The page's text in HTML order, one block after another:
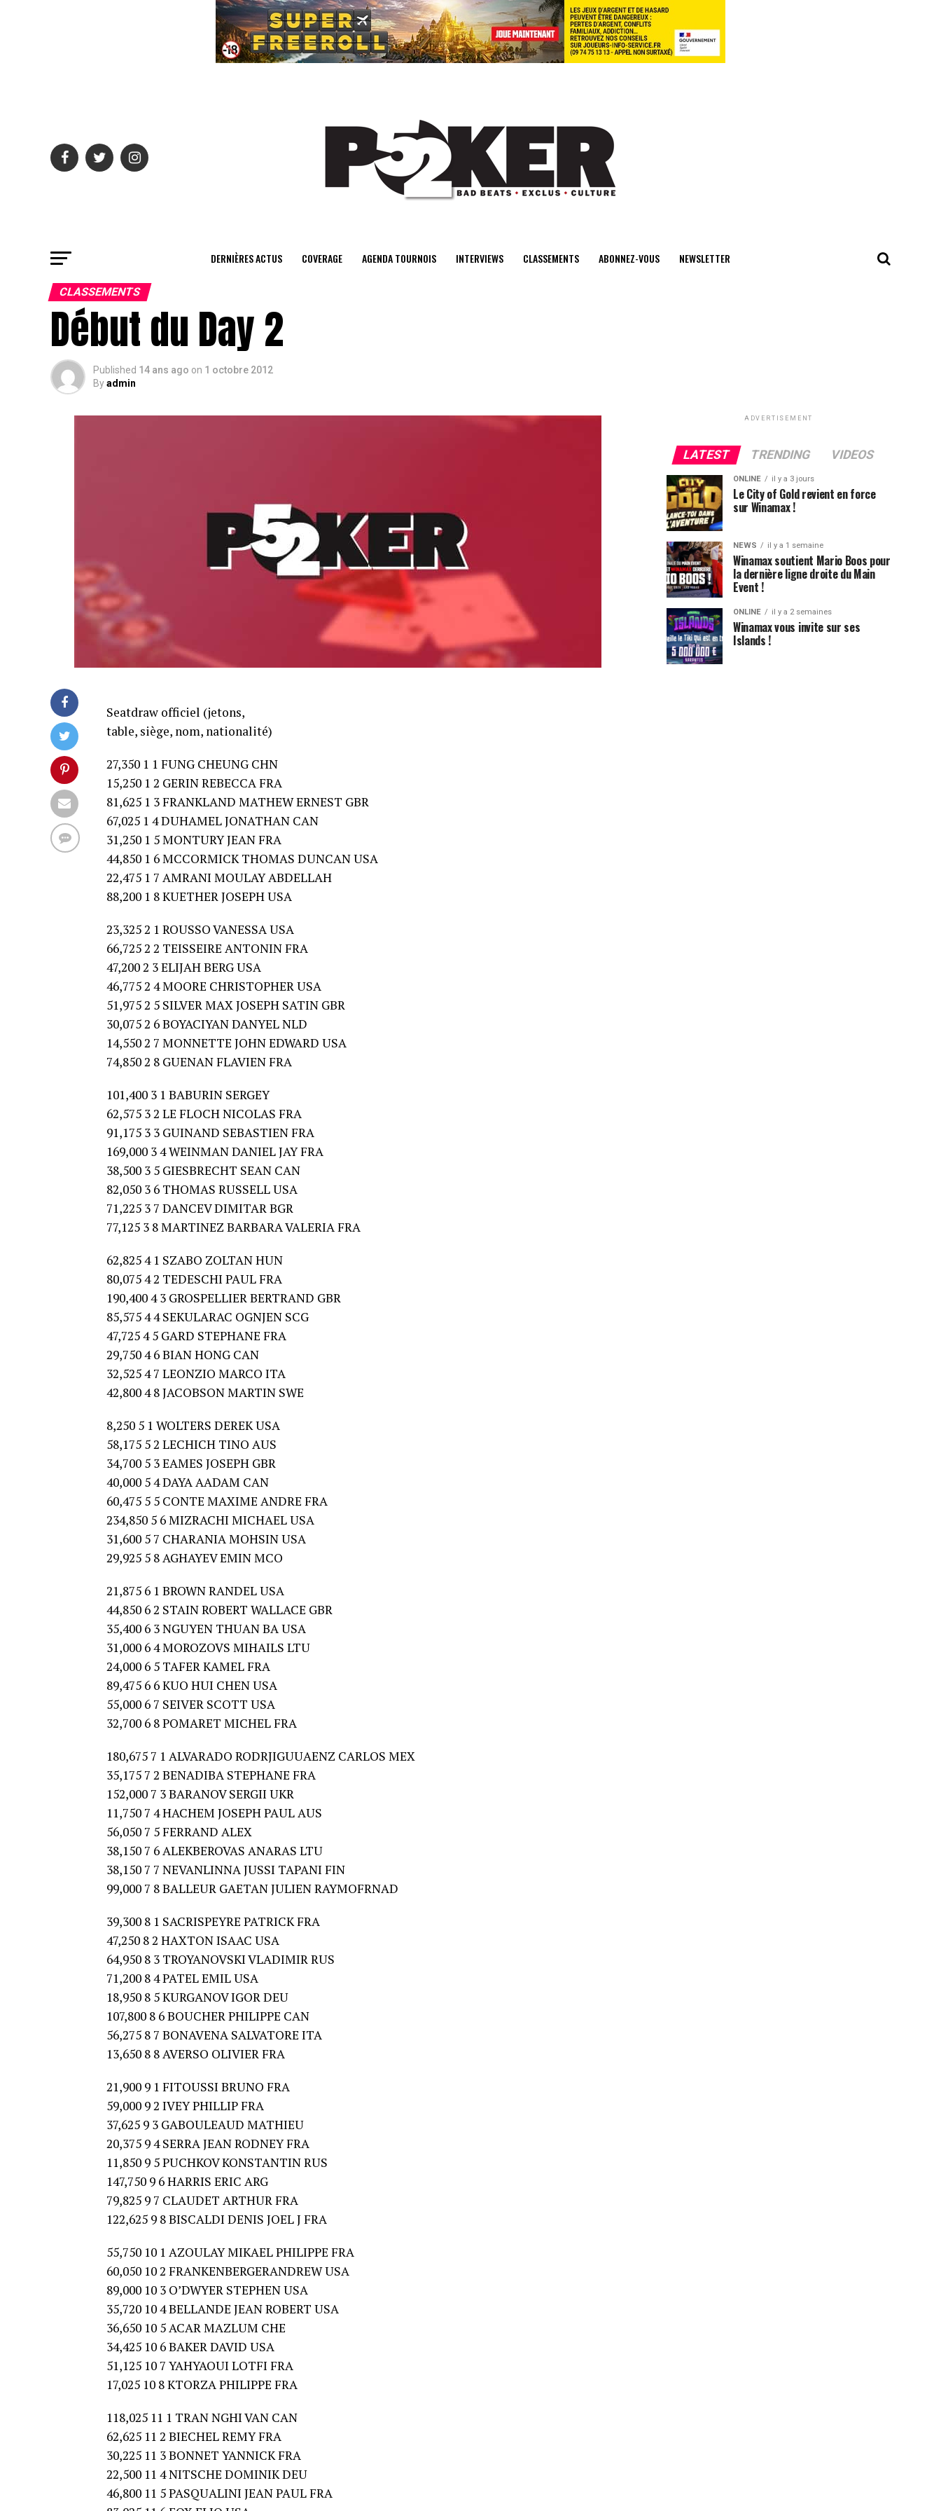
center>
DERNIÈRES ACTUS COVERAGE AGENDA TOURNOIS INTERVIEWS CLASSEMENTS ABONNEZ-VOUS NEWSLETTER
CLASSEMENTS
Début du Day 2
Published 14 ans ago on 1 octobre 2012
Byadmin
Seatdraw officiel (jetons,
table, siège, nom, nationalité)
27,350 1 1 FUNG CHEUNG CHN
15,250 1 2 GERIN REBECCA FRA
81,625 1 3 FRANKLAND MATHEW ERNEST GBR
67,025 1 4 DUHAMEL JONATHAN CAN
31,250 1 5 MONTURY JEAN FRA
44,850 1 6 MCCORMICK THOMAS DUNCAN USA
22,475 1 7 AMRANI MOULAY ABDELLAH
88,200 1 8 KUETHER JOSEPH USA
23,325 2 1 ROUSSO VANESSA USA
66,725 2 2 TEISSEIRE ANTONIN FRA
47,200 2 3 ELIJAH BERG USA
46,775 2 4 MOORE CHRISTOPHER USA
51,975 2 5 SILVER MAX JOSEPH SATIN GBR
30,075 2 6 BOYACIYAN DANYEL NLD
14,550 2 7 MONNETTE JOHN EDWARD USA
74,850 2 8 GUENAN FLAVIEN FRA
101,400 3 1 BABURIN SERGEY
62,575 3 2 LE FLOCH NICOLAS FRA
91,175 3 3 GUINAND SEBASTIEN FRA
169,000 3 4 WEINMAN DANIEL JAY FRA
38,500 3 5 GIESBRECHT SEAN CAN
82,050 3 6 THOMAS RUSSELL USA
71,225 3 7 DANCEV DIMITAR BGR
77,125 3 8 MARTINEZ BARBARA VALERIA FRA
62,825 4 1 SZABO ZOLTAN HUN
80,075 4 2 TEDESCHI PAUL FRA
190,400 4 3 GROSPELLIER BERTRAND GBR
85,575 4 4 SEKULARAC OGNJEN SCG
47,725 4 5 GARD STEPHANE FRA
29,750 4 6 BIAN HONG CAN
32,525 4 7 LEONZIO MARCO ITA
42,800 4 8 JACOBSON MARTIN SWE
8,250 5 1 WOLTERS DEREK USA
58,175 5 2 LECHICH TINO AUS
34,700 5 3 EAMES JOSEPH GBR
40,000 5 4 DAYA AADAM CAN
60,475 5 5 CONTE MAXIME ANDRE FRA
234,850 5 6 MIZRACHI MICHAEL USA
31,600 5 7 CHARANIA MOHSIN USA
29,925 5 8 AGHAYEV EMIN MCO
21,875 6 1 BROWN RANDEL USA
44,850 6 2 STAIN ROBERT WALLACE GBR
35,400 6 3 NGUYEN THUAN BA USA
31,000 6 4 MOROZOVS MIHAILS LTU
24,000 6 5 TAFER KAMEL FRA
89,475 6 6 KUO HUI CHEN USA
55,000 6 7 SEIVER SCOTT USA
32,700 6 8 POMARET MICHEL FRA
180,675 7 1 ALVARADO RODRJIGUUAENZ CARLOS MEX
35,175 7 2 BENADIBA STEPHANE FRA
152,000 7 3 BARANOV SERGII UKR
11,750 7 4 HACHEM JOSEPH PAUL AUS
56,050 7 5 FERRAND ALEX
38,150 7 6 ALEKBEROVAS ANARAS LTU
38,150 7 7 NEVANLINNA JUSSI TAPANI FIN
99,000 7 8 BALLEUR GAETAN JULIEN RAYMOFRNAD
39,300 8 1 SACRISPEYRE PATRICK FRA
47,250 8 2 HAXTON ISAAC USA
64,950 8 3 TROYANOVSKI VLADIMIR RUS
71,200 8 4 PATEL EMIL USA
18,950 8 5 KURGANOV IGOR DEU
107,800 8 6 BOUCHER PHILIPPE CAN
56,275 8 7 BONAVENA SALVATORE ITA
13,650 8 8 AVERSO OLIVIER FRA
21,900 9 1 FITOUSSI BRUNO FRA
59,000 9 2 IVEY PHILLIP FRA
37,625 9 3 GABOULEAUD MATHIEU
20,375 9 4 SERRA JEAN RODNEY FRA
11,850 9 5 PUCHKOV KONSTANTIN RUS
147,750 9 6 HARRIS ERIC ARG
79,825 9 7 CLAUDET ARTHUR FRA
122,625 9 8 BISCALDI DENIS JOEL J FRA
55,750 10 1 AZOULAY MIKAEL PHILIPPE FRA
60,050 10 2 FRANKENBERGERANDREW USA
89,000 10 3 O’DWYER STEPHEN USA
35,720 10 4 BELLANDE JEAN ROBERT USA
36,650 10 5 ACAR MAZLUM CHE
34,425 10 6 BAKER DAVID USA
51,125 10 7 YAHYAOUI LOTFI FRA
17,025 10 8 KTORZA PHILIPPE FRA
118,025 11 1 TRAN NGHI VAN CAN
62,625 11 2 BIECHEL REMY FRA
30,225 11 3 BONNET YANNICK FRA
22,500 11 4 NITSCHE DOMINIK DEU
46,800 11 5 PASQUALINI JEAN PAUL FRA
ADVERTISEMENT
LATEST TRENDING VIDEOS
ONLINE il y a 3 jours
Le City of Gold revient en force
sur Winamax !
NEWS il y a 1 semaine
Winamax soutient Mario Boos pour
la dernière ligne droite du Main
Event !
ONLINE il y a 2 semaines
Winamax vous invite sur ses
Islands !